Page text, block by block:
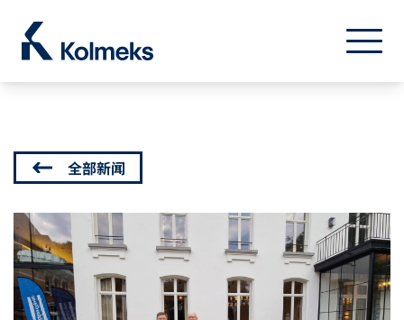
菜单
关闭
全部新闻